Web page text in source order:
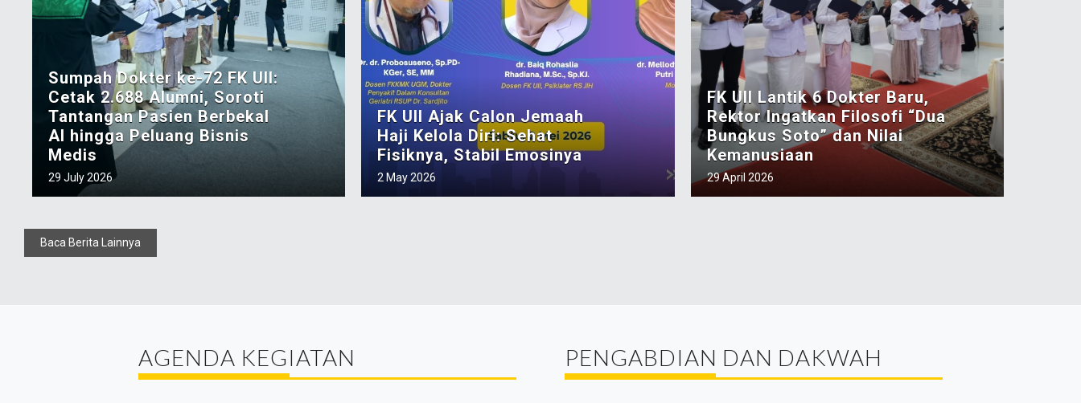
Sumpah Dokter ke-72 FK UII:
Cetak 2.688 Alumni, Soroti
Tantangan Pasien Berbekal
AI hingga Peluang Bisnis
Medis
29 July 2026
FK UII Ajak Calon Jemaah
Haji Kelola Diri: Sehat
Fisiknya, Stabil Emosinya
2 May 2026
FK UII Lantik 6 Dokter Baru,
Rektor Ingatkan Filosofi “Dua
Bungkus Soto” dan Nilai
Kemanusiaan
29 April 2026
Baca Berita Lainnya
AGENDA KEGIATAN PENGABDIAN DAN DAKWAH